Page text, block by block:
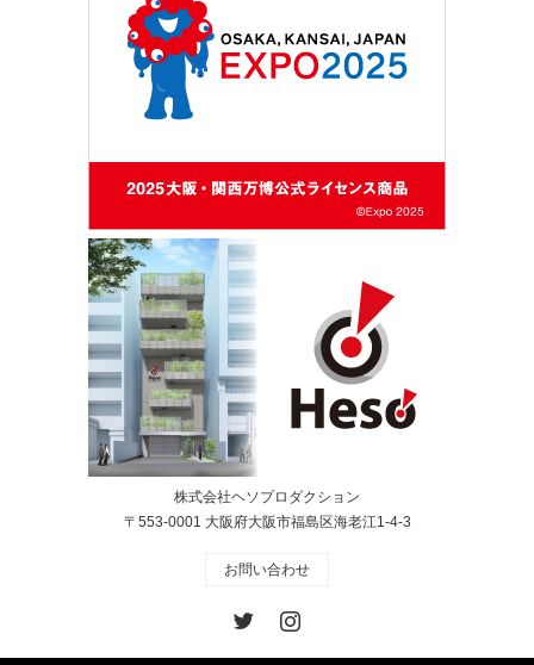
株式会社ヘソプロダクション
〒553-0001 大阪府大阪市福島区海老江1-4-3
お問い合わせ